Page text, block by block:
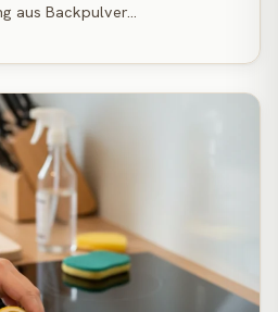
aus Backpulver…